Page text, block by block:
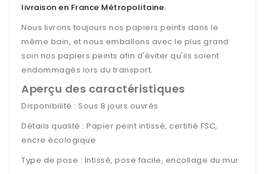
livraison en France Métropolitaine.
Nous livrons toujours nos papiers peints dans le
même bain, et nous emballons avec le plus grand
soin nos papiers peints afin d'éviter qu'ils soient
endommagés lors du transport.
Aperçu des caractéristiques
Disponibilité : Sous 8 jours ouvrés
Détails qualité : Papier peint intissé, certifié FSC,
encre écologique
Type de pose : Intissé, pose facile, encollage du mur